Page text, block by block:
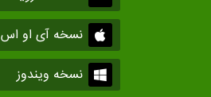
نسخه آی او اس
نسخه ویندوز